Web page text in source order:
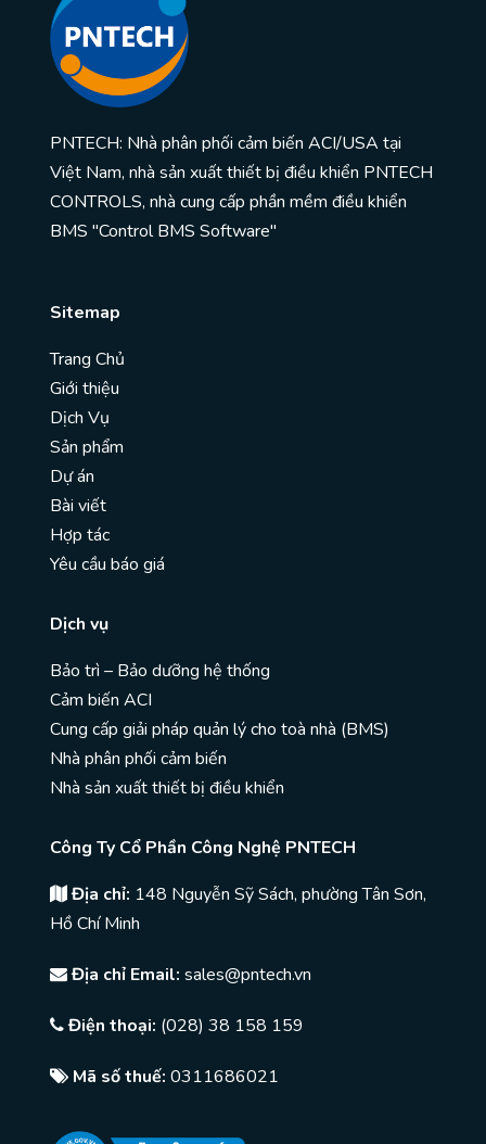
PNTECH: Nhà phân phối cảm biến ACI/USA tại
Việt Nam, nhà sản xuất thiết bị điều khiển PNTECH
CONTROLS, nhà cung cấp phần mềm điều khiển
BMS "Control BMS Software"
Sitemap
Trang Chủ
Giới thiệu
Dịch Vụ
Sản phẩm
Dự án
Bài viết
Hợp tác
Yêu cầu báo giá
Dịch vụ
Bảo trì – Bảo dưỡng hệ thống
Cảm biến ACI
Cung cấp giải pháp quản lý cho toà nhà (BMS)
Nhà phân phối cảm biến
Nhà sản xuất thiết bị điều khiển
Công Ty Cổ Phần Công Nghệ PNTECH
Địa chỉ: 148 Nguyễn Sỹ Sách, phường Tân Sơn,
Hồ Chí Minh
Địa chỉ Email: sales@pntech.vn
Điện thoại: (028) 38 158 159
Mã số thuế: 0311686021